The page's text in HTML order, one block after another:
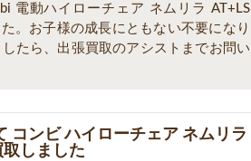
電動ハイローチェア ネムリラ AT+LS
。お子様の成長にともない不要になり
たら、出張買取のアシストまでお問い
コンビ ハイローチェア ネムリラ
取しました